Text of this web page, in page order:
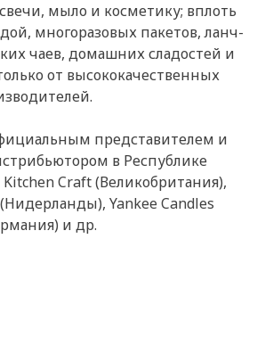
мыло и косметику; вплоть
многоразовых пакетов, ланч-
чаев, домашних сладостей и
от высококачественных
представителем и
в Республике
Craft (Великобритания),
Yankee Candles
и др.